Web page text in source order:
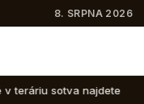
8. SRPNA 2026
Suchozemské